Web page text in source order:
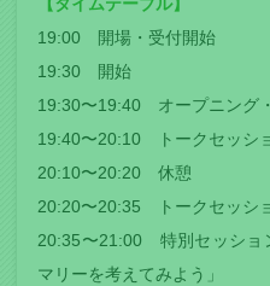
【タイムテーブル】
19:00 開場・受付開始
19:30 開始
19:30〜19:40 オープニング
19:40〜20:10 トークセッシ
20:10〜20:20 休憩
20:20〜20:35 トークセッシ
20:35〜21:00 特別セッショ
マリーを考えてみよう」